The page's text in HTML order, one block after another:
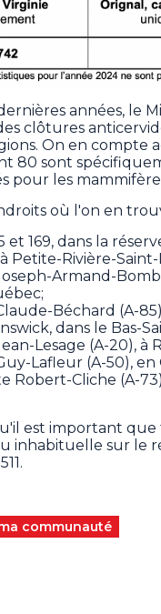
années, le
clôtures
On en compte
80 sont
pour les
où l'on en
et 169, dans la
Petite-Rivière-
Armand-
Béchard (A-
dans le Bas-
Lesage (A-20), à
Lafleur (A-50),
Robert-Cliche (A-
est important
inhabituelle sur le
communauté